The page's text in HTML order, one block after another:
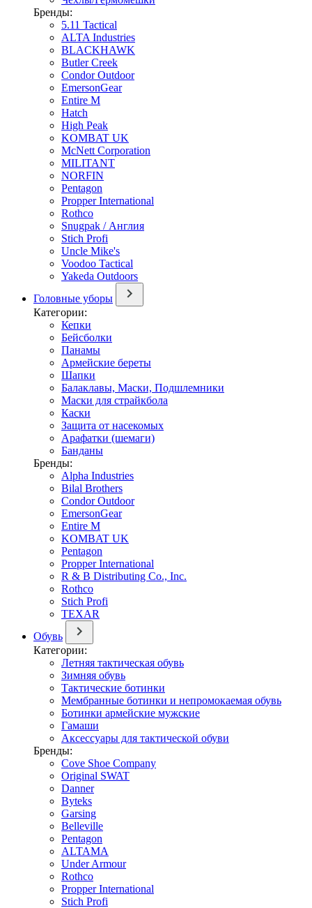
Бренды:
5.11 Tactical
ALTA Industries
BLACKHAWK
Butler Creek
Condor Outdoor
EmersonGear
Entire M
Hatch
High Peak
KOMBAT UK
McNett Corporation
MILITANT
NORFIN
Pentagon
Propper International
Rothco
Snugpak / Англия
Stich Profi
Uncle Mike's
Voodoo Tactical
Yakeda Outdoors
Головные уборы
Категории:
Кепки
Бейсболки
Панамы
Армейские береты
Шапки
Балаклавы, Маски, Подшлемники
Маски для страйкбола
Каски
Защита от насекомых
Арафатки (шемаги)
Банданы
Бренды:
Alpha Industries
Bilal Brothers
Condor Outdoor
EmersonGear
Entire M
KOMBAT UK
Pentagon
Propper International
R & B Distributing Co., Inc.
Rothco
Stich Profi
TEXAR
Обувь
Категории:
Летняя тактическая обувь
Зимняя обувь
Тактические ботинки
Мембранные ботинки и непромокаемая обувь
Ботинки армейские мужские
Гамаши
Аксессуары для тактической обуви
Бренды:
Cove Shoe Company
Original SWAT
Danner
Byteks
Garsing
Belleville
Pentagon
ALTAMA
Under Armour
Rothco
Propper International
Stich Profi